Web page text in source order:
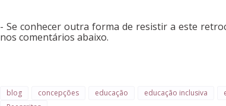
- Se conhecer outra forma de resistir a este
nos comentários abaixo.
blog concepções educação educação inclusiva